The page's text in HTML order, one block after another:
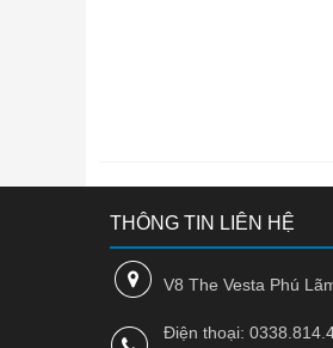
Canada
Balan
CH Séc
THÔNG TIN LIÊN HỆ
V8 The Vesta Phú
Điện thoại: